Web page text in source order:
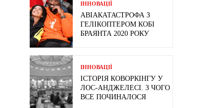
ІННОВАЦІЇ
АВІАКАТАСТРОФА З
ГЕЛІКОПТЕРОМ КОБІ
БРАЯНТА 2020 РОКУ
ІННОВАЦІЇ
ІСТОРІЯ КОВОРКІНГУ У
ЛОС-АНДЖЕЛЕСІ. З ЧОГО
ВСЕ ПОЧИНАЛОСЯ